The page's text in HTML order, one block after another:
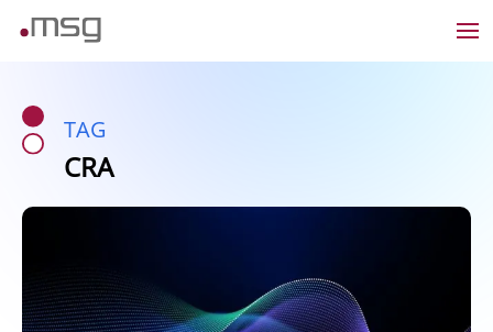
TAG
CRA